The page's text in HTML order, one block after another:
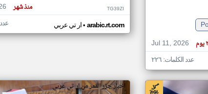
Jul 11, 2026
عدد الكلمات: ٢٢٦
منذ شهر TG39ZI
ار تي عربي• arabic.rt.com عدد
اخبار جزر القمر من ار تي عربي